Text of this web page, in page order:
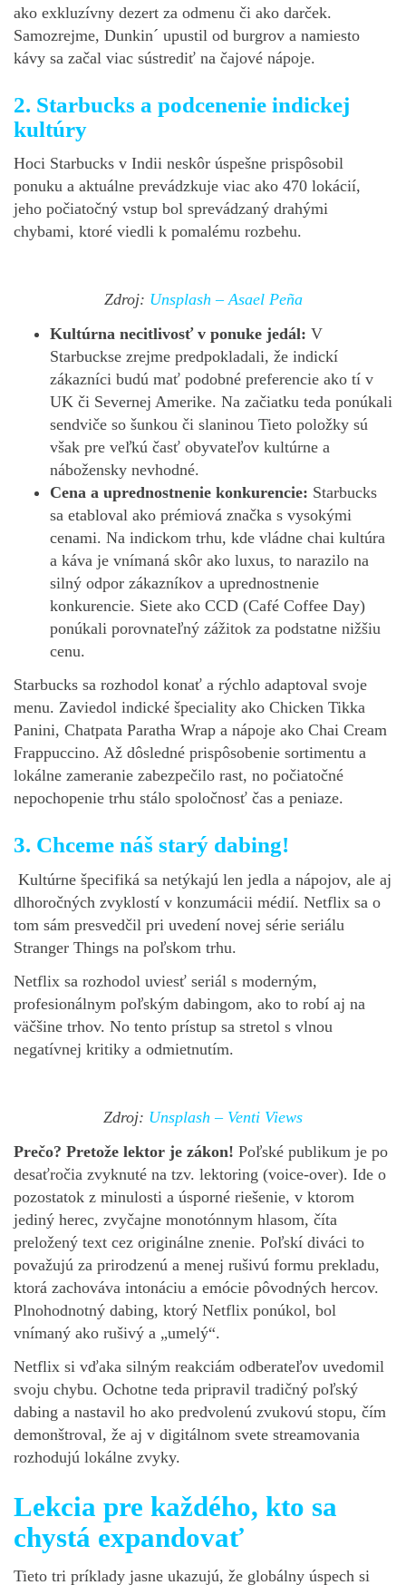
ako exkluzívny dezert za odmenu či ako darček.
Samozrejme, Dunkin´ upustil od burgrov a namiesto
kávy sa začal viac sústrediť na čajové nápoje.
2. Starbucks a podcenenie indickej
kultúry
Hoci Starbucks v Indii neskôr úspešne prispôsobil
ponuku a aktuálne prevádzkuje viac ako 470 lokácií,
jeho počiatočný vstup bol sprevádzaný drahými
chybami, ktoré viedli k pomalému rozbehu.
Zdroj: Unsplash –Asael Peña
Kultúrna necitlivosť v ponuke jedál: V
Starbuckse zrejme predpokladali, že indickí
zákazníci budú mať podobné preferencie ako tí v
UK či Severnej Amerike. Na začiatku teda ponúkali
sendviče so šunkou či slaninou Tieto položky sú
však pre veľkú časť obyvateľov kultúrne a
nábožensky nevhodné.
Cena a uprednostnenie konkurencie: Starbucks
sa etabloval ako prémiová značka s vysokými
cenami. Na indickom trhu, kde vládne chai kultúra
a káva je vnímaná skôr ako luxus, to narazilo na
silný odpor zákazníkov a uprednostnenie
konkurencie. Siete ako CCD (Café Coffee Day)
ponúkali porovnateľný zážitok za podstatne nižšiu
cenu.
Starbucks sa rozhodol konať a rýchlo adaptoval svoje
menu. Zaviedol indické špeciality ako Chicken Tikka
Panini, Chatpata Paratha Wrap a nápoje ako Chai Cream
Frappuccino. Až dôsledné prispôsobenie sortimentu a
lokálne zameranie zabezpečilo rast, no počiatočné
nepochopenie trhu stálo spoločnosť čas a peniaze.
3. Chceme náš starý dabing!
Kultúrne špecifiká sa netýkajú len jedla a nápojov, ale aj
dlhoročných zvyklostí v konzumácii médií. Netflix sa o
tom sám presvedčil pri uvedení novej série seriálu
Stranger Things na poľskom trhu.
Netflix sa rozhodol uviesť seriál s moderným,
profesionálnym poľským dabingom, ako to robí aj na
väčšine trhov. No tento prístup sa stretol s vlnou
negatívnej kritiky a odmietnutím.
Zdroj: Unsplash – Venti Views
Prečo? Pretože lektor je zákon! Poľské publikum je po
desaťročia zvyknuté na tzv. lektoring (voice-over). Ide o
pozostatok z minulosti a úsporné riešenie, v ktorom
jediný herec, zvyčajne monotónnym hlasom, číta
preložený text cez originálne znenie. Poľskí diváci to
považujú za prirodzenú a menej rušivú formu prekladu,
ktorá zachováva intonáciu a emócie pôvodných hercov.
Plnohodnotný dabing, ktorý Netflix ponúkol, bol
vnímaný ako rušivý a „umelý“.
Netflix si vďaka silným reakciám odberateľov uvedomil
svoju chybu. Ochotne teda pripravil tradičný poľský
dabing a nastavil ho ako predvolenú zvukovú stopu, čím
demonštroval, že aj v digitálnom svete streamovania
rozhodujú lokálne zvyky.
Lekcia pre každého, kto sa
chystá expandovať
Tieto tri príklady jasne ukazujú, že globálny úspech si